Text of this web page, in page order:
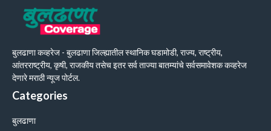
बुलढाणा कव्हरेज - बुलढाणा जिल्ह्यातील स्थानिक घडामोडी, राज्य, राष्ट्रीय,
आंतरराष्ट्रीय, कृषी, राजकीय तसेच इतर सर्व ताज्या बातम्यांचे सर्वसमावेशक कव्हरेज
देणारे मराठी न्यूज पोर्टल.
Categories
बुलढाणा